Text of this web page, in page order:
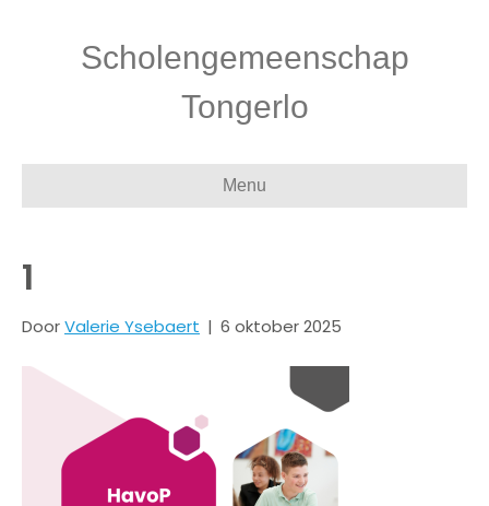
Scholengemeenschap
Tongerlo
Menu
1
DoorValerie Ysebaert | 6 oktober 2025